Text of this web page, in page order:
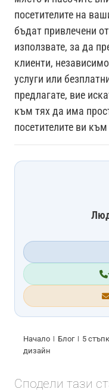
посетителите на
бъдат привлечени
използвате, за да
клиенти,
услуги или
предлагате, вие
към тях да има
посетителите ви
Начало Блог
5
дизайн
Сподели тази